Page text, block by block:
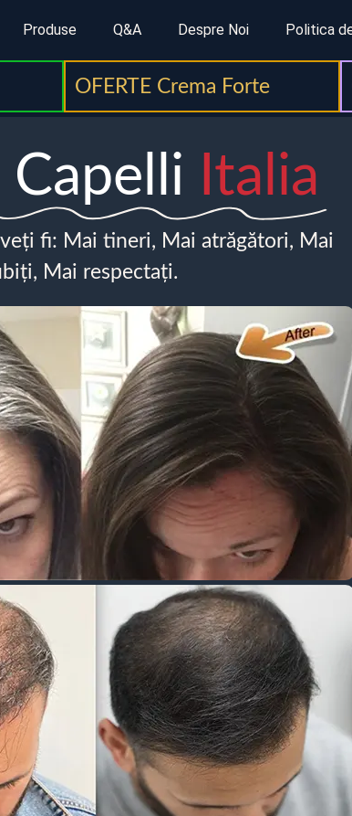
Produse Q&A Despre Noi Politica
OFERTE Crema Forte
Capelli Italia
fi: Mai tineri, Mai atrăgători, Mai
Mai respectați.